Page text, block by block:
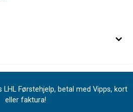
Førstehjelp, betal med Vipps, kort
eller faktura!